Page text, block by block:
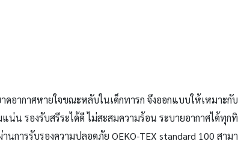
ดอากาศหายใจขณะหลับในเด็กทารก จึงออกแบบให้เหมาะ
น รองรับสรีระได้ดี ไม่สะสมความร้อน ระบายอากาศได้ทุก
การรับรองความปลอดภัย OEKO-TEX standard 100 สาม